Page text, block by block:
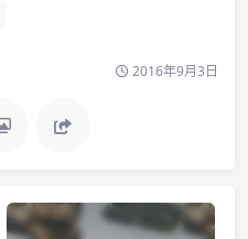
2016年9月3日